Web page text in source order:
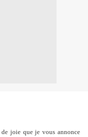
joie que je vous annonce